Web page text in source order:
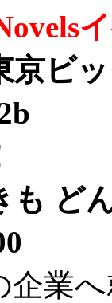
京ビ
も ど
企業